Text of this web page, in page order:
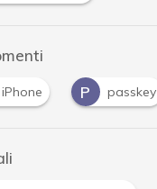
iPhone P passkey